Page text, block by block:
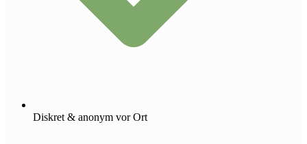
Diskret & anonym vor Ort